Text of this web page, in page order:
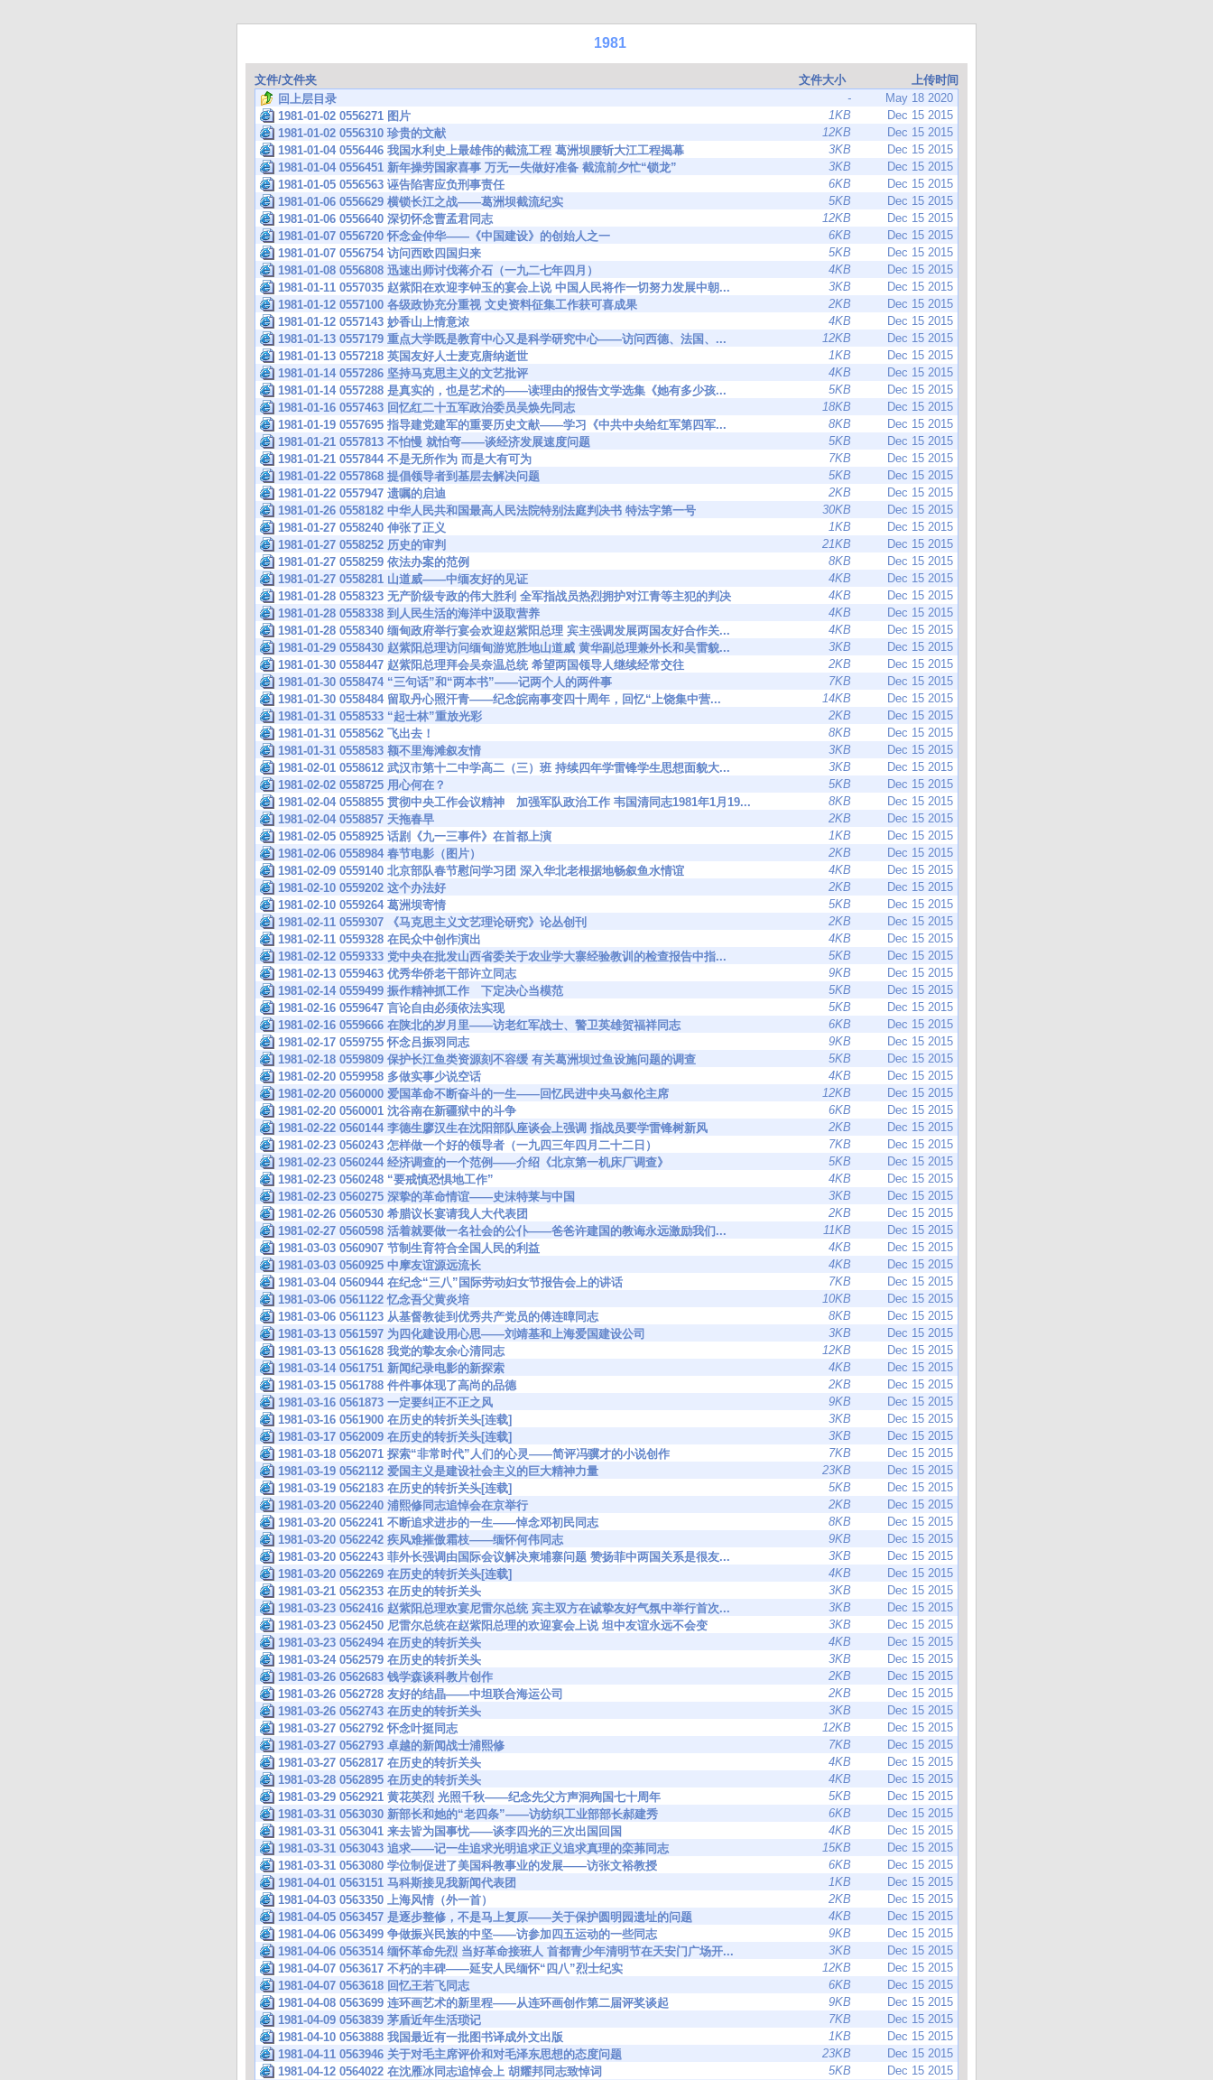
1981
文件/文件夹 文件大小
上传时间
回上层目录
-
May 18 2020
1981-01-02 0556271 图片
1KB
Dec 15 2015
1981-01-02 0556310 珍贵的文献
12KB
Dec 15 2015
1981-01-04 0556446 我国水利史上最雄伟的截流工程 葛洲坝腰斩大江工程揭幕
3KB
Dec 15 2015
1981-01-04 0556451 新年操劳国家喜事 万无一失做好准备 截流前夕忙“锁龙”
3KB
Dec 15 2015
1981-01-05 0556563 诬告陷害应负刑事责任
6KB
Dec 15 2015
1981-01-06 0556629 横锁长江之战——葛洲坝截流纪实
5KB
Dec 15 2015
1981-01-06 0556640 深切怀念曹孟君同志
12KB
Dec 15 2015
1981-01-07 0556720 怀念金仲华——《中国建设》的创始人之一
6KB
Dec 15 2015
1981-01-07 0556754 访问西欧四国归来
5KB
Dec 15 2015
1981-01-08 0556808 迅速出师讨伐蒋介石（一九二七年四月）
4KB
Dec 15 2015
1981-01-11 0557035 赵紫阳在欢迎李钟玉的宴会上说 中国人民将作一切努力发展中朝...
3KB
Dec 15 2015
1981-01-12 0557100 各级政协充分重视 文史资料征集工作获可喜成果
2KB
Dec 15 2015
1981-01-12 0557143 妙香山上情意浓
4KB
Dec 15 2015
1981-01-13 0557179 重点大学既是教育中心又是科学研究中心——访问西德、法国、...
12KB
Dec 15 2015
1981-01-13 0557218 英国友好人士麦克唐纳逝世
1KB
Dec 15 2015
1981-01-14 0557286 坚持马克思主义的文艺批评
4KB
Dec 15 2015
1981-01-14 0557288 是真实的，也是艺术的——读理由的报告文学选集《她有多少孩...
5KB
Dec 15 2015
1981-01-16 0557463 回忆红二十五军政治委员吴焕先同志
18KB
Dec 15 2015
1981-01-19 0557695 指导建党建军的重要历史文献——学习《中共中央给红军第四军...
8KB
Dec 15 2015
1981-01-21 0557813 不怕慢 就怕弯——谈经济发展速度问题
5KB
Dec 15 2015
1981-01-21 0557844 不是无所作为 而是大有可为
7KB
Dec 15 2015
1981-01-22 0557868 提倡领导者到基层去解决问题
5KB
Dec 15 2015
1981-01-22 0557947 遗嘱的启迪
2KB
Dec 15 2015
1981-01-26 0558182 中华人民共和国最高人民法院特别法庭判决书 特法字第一号
30KB
Dec 15 2015
1981-01-27 0558240 伸张了正义
1KB
Dec 15 2015
1981-01-27 0558252 历史的审判
21KB
Dec 15 2015
1981-01-27 0558259 依法办案的范例
8KB
Dec 15 2015
1981-01-27 0558281 山道威——中缅友好的见证
4KB
Dec 15 2015
1981-01-28 0558323 无产阶级专政的伟大胜利 全军指战员热烈拥护对江青等主犯的判决
4KB
Dec 15 2015
1981-01-28 0558338 到人民生活的海洋中汲取营养
4KB
Dec 15 2015
1981-01-28 0558340 缅甸政府举行宴会欢迎赵紫阳总理 宾主强调发展两国友好合作关...
4KB
Dec 15 2015
1981-01-29 0558430 赵紫阳总理访问缅甸游览胜地山道威 黄华副总理兼外长和吴雷貌...
3KB
Dec 15 2015
1981-01-30 0558447 赵紫阳总理拜会吴奈温总统 希望两国领导人继续经常交往
2KB
Dec 15 2015
1981-01-30 0558474 “三句话”和“两本书”——记两个人的两件事
7KB
Dec 15 2015
1981-01-30 0558484 留取丹心照汗青——纪念皖南事变四十周年，回忆“上饶集中营...
14KB
Dec 15 2015
1981-01-31 0558533 “起士林”重放光彩
2KB
Dec 15 2015
1981-01-31 0558562 飞出去！
8KB
Dec 15 2015
1981-01-31 0558583 额不里海滩叙友情
3KB
Dec 15 2015
1981-02-01 0558612 武汉市第十二中学高二（三）班 持续四年学雷锋学生思想面貌大...
3KB
Dec 15 2015
1981-02-02 0558725 用心何在？
5KB
Dec 15 2015
1981-02-04 0558855 贯彻中央工作会议精神 加强军队政治工作 韦国清同志1981年1月19...
8KB
Dec 15 2015
1981-02-04 0558857 天拖春早
2KB
Dec 15 2015
1981-02-05 0558925 话剧《九一三事件》在首都上演
1KB
Dec 15 2015
1981-02-06 0558984 春节电影（图片）
2KB
Dec 15 2015
1981-02-09 0559140 北京部队春节慰问学习团 深入华北老根据地畅叙鱼水情谊
4KB
Dec 15 2015
1981-02-10 0559202 这个办法好
2KB
Dec 15 2015
1981-02-10 0559264 葛洲坝寄情
5KB
Dec 15 2015
1981-02-11 0559307 《马克思主义文艺理论研究》论丛创刊
2KB
Dec 15 2015
1981-02-11 0559328 在民众中创作演出
4KB
Dec 15 2015
1981-02-12 0559333 党中央在批发山西省委关于农业学大寨经验教训的检查报告中指...
5KB
Dec 15 2015
1981-02-13 0559463 优秀华侨老干部许立同志
9KB
Dec 15 2015
1981-02-14 0559499 振作精神抓工作 下定决心当模范
5KB
Dec 15 2015
1981-02-16 0559647 言论自由必须依法实现
5KB
Dec 15 2015
1981-02-16 0559666 在陕北的岁月里——访老红军战士、警卫英雄贺福祥同志
6KB
Dec 15 2015
1981-02-17 0559755 怀念吕振羽同志
9KB
Dec 15 2015
1981-02-18 0559809 保护长江鱼类资源刻不容缓 有关葛洲坝过鱼设施问题的调查
5KB
Dec 15 2015
1981-02-20 0559958 多做实事少说空话
4KB
Dec 15 2015
1981-02-20 0560000 爱国革命不断奋斗的一生——回忆民进中央马叙伦主席
12KB
Dec 15 2015
1981-02-20 0560001 沈谷南在新疆狱中的斗争
6KB
Dec 15 2015
1981-02-22 0560144 李德生廖汉生在沈阳部队座谈会上强调 指战员要学雷锋树新风
2KB
Dec 15 2015
1981-02-23 0560243 怎样做一个好的领导者（一九四三年四月二十二日）
7KB
Dec 15 2015
1981-02-23 0560244 经济调查的一个范例——介绍《北京第一机床厂调查》
5KB
Dec 15 2015
1981-02-23 0560248 “要戒慎恐惧地工作”
4KB
Dec 15 2015
1981-02-23 0560275 深挚的革命情谊——史沫特莱与中国
3KB
Dec 15 2015
1981-02-26 0560530 希腊议长宴请我人大代表团
2KB
Dec 15 2015
1981-02-27 0560598 活着就要做一名社会的公仆——爸爸许建国的教诲永远激励我们...
11KB
Dec 15 2015
1981-03-03 0560907 节制生育符合全国人民的利益
4KB
Dec 15 2015
1981-03-03 0560925 中摩友谊源远流长
4KB
Dec 15 2015
1981-03-04 0560944 在纪念“三八”国际劳动妇女节报告会上的讲话
7KB
Dec 15 2015
1981-03-06 0561122 忆念吾父黄炎培
10KB
Dec 15 2015
1981-03-06 0561123 从基督教徒到优秀共产党员的傅连暲同志
8KB
Dec 15 2015
1981-03-13 0561597 为四化建设用心思——刘靖基和上海爱国建设公司
3KB
Dec 15 2015
1981-03-13 0561628 我党的挚友余心清同志
12KB
Dec 15 2015
1981-03-14 0561751 新闻纪录电影的新探索
4KB
Dec 15 2015
1981-03-15 0561788 件件事体现了高尚的品德
2KB
Dec 15 2015
1981-03-16 0561873 一定要纠正不正之风
9KB
Dec 15 2015
1981-03-16 0561900 在历史的转折关头[连载]
3KB
Dec 15 2015
1981-03-17 0562009 在历史的转折关头[连载]
3KB
Dec 15 2015
1981-03-18 0562071 探索“非常时代”人们的心灵——简评冯骥才的小说创作
7KB
Dec 15 2015
1981-03-19 0562112 爱国主义是建设社会主义的巨大精神力量
23KB
Dec 15 2015
1981-03-19 0562183 在历史的转折关头[连载]
5KB
Dec 15 2015
1981-03-20 0562240 浦熙修同志追悼会在京举行
2KB
Dec 15 2015
1981-03-20 0562241 不断追求进步的一生——悼念邓初民同志
8KB
Dec 15 2015
1981-03-20 0562242 疾风难摧傲霜枝——缅怀何伟同志
9KB
Dec 15 2015
1981-03-20 0562243 菲外长强调由国际会议解决柬埔寨问题 赞扬菲中两国关系是很友...
3KB
Dec 15 2015
1981-03-20 0562269 在历史的转折关头[连载]
4KB
Dec 15 2015
1981-03-21 0562353 在历史的转折关头
3KB
Dec 15 2015
1981-03-23 0562416 赵紫阳总理欢宴尼雷尔总统 宾主双方在诚挚友好气氛中举行首次...
3KB
Dec 15 2015
1981-03-23 0562450 尼雷尔总统在赵紫阳总理的欢迎宴会上说 坦中友谊永远不会变
3KB
Dec 15 2015
1981-03-23 0562494 在历史的转折关头
4KB
Dec 15 2015
1981-03-24 0562579 在历史的转折关头
3KB
Dec 15 2015
1981-03-26 0562683 钱学森谈科教片创作
2KB
Dec 15 2015
1981-03-26 0562728 友好的结晶——中坦联合海运公司
2KB
Dec 15 2015
1981-03-26 0562743 在历史的转折关头
3KB
Dec 15 2015
1981-03-27 0562792 怀念叶挺同志
12KB
Dec 15 2015
1981-03-27 0562793 卓越的新闻战士浦熙修
7KB
Dec 15 2015
1981-03-27 0562817 在历史的转折关头
4KB
Dec 15 2015
1981-03-28 0562895 在历史的转折关头
4KB
Dec 15 2015
1981-03-29 0562921 黄花英烈 光照千秋——纪念先父方声洞殉国七十周年
5KB
Dec 15 2015
1981-03-31 0563030 新部长和她的“老四条”——访纺织工业部部长郝建秀
6KB
Dec 15 2015
1981-03-31 0563041 来去皆为国事忧——谈李四光的三次出国回国
4KB
Dec 15 2015
1981-03-31 0563043 追求——记一生追求光明追求正义追求真理的栾茀同志
15KB
Dec 15 2015
1981-03-31 0563080 学位制促进了美国科教事业的发展——访张文裕教授
6KB
Dec 15 2015
1981-04-01 0563151 马科斯接见我新闻代表团
1KB
Dec 15 2015
1981-04-03 0563350 上海风情（外一首）
2KB
Dec 15 2015
1981-04-05 0563457 是逐步整修，不是马上复原——关于保护圆明园遗址的问题
4KB
Dec 15 2015
1981-04-06 0563499 争做振兴民族的中坚——访参加四五运动的一些同志
9KB
Dec 15 2015
1981-04-06 0563514 缅怀革命先烈 当好革命接班人 首都青少年清明节在天安门广场开...
3KB
Dec 15 2015
1981-04-07 0563617 不朽的丰碑——延安人民缅怀“四八”烈士纪实
12KB
Dec 15 2015
1981-04-07 0563618 回忆王若飞同志
6KB
Dec 15 2015
1981-04-08 0563699 连环画艺术的新里程——从连环画创作第二届评奖谈起
9KB
Dec 15 2015
1981-04-09 0563839 茅盾近年生活琐记
7KB
Dec 15 2015
1981-04-10 0563888 我国最近有一批图书译成外文出版
1KB
Dec 15 2015
1981-04-11 0563946 关于对毛主席评价和对毛泽东思想的态度问题
23KB
Dec 15 2015
1981-04-12 0564022 在沈雁冰同志追悼会上 胡耀邦同志致悼词
5KB
Dec 15 2015